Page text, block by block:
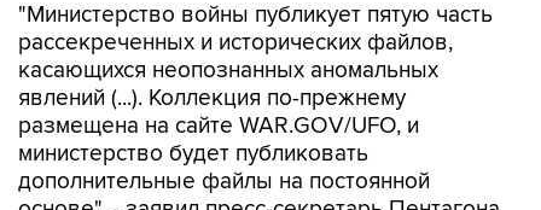
"Министерство войны публикует пятую часть
рассекреченных и исторических файлов,
касающихся неопознанных аномальных
явлений (...). Коллекция по-прежнему
размещена на сайте WAR.GOV/UFO, и
министерство будет публиковать
дополнительные файлы на постоянной